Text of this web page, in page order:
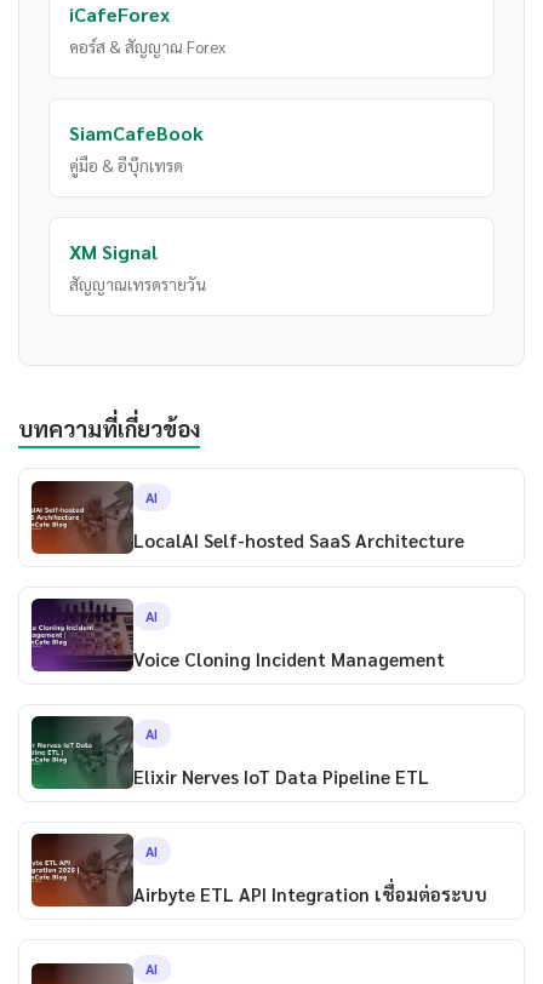
iCafeForex
คอร์ส & สัญญาณ Forex
SiamCafeBook
คู่มือ & อีบุ๊กเทรด
XM Signal
สัญญาณเทรดรายวัน
บทความที่เกี่ยวข้อง
AI
LocalAI Self-hosted SaaS Architecture
AI
Voice Cloning Incident Management
AI
Elixir Nerves IoT Data Pipeline ETL
AI
Airbyte ETL API Integration เชื่อมต่อระบบ
AI